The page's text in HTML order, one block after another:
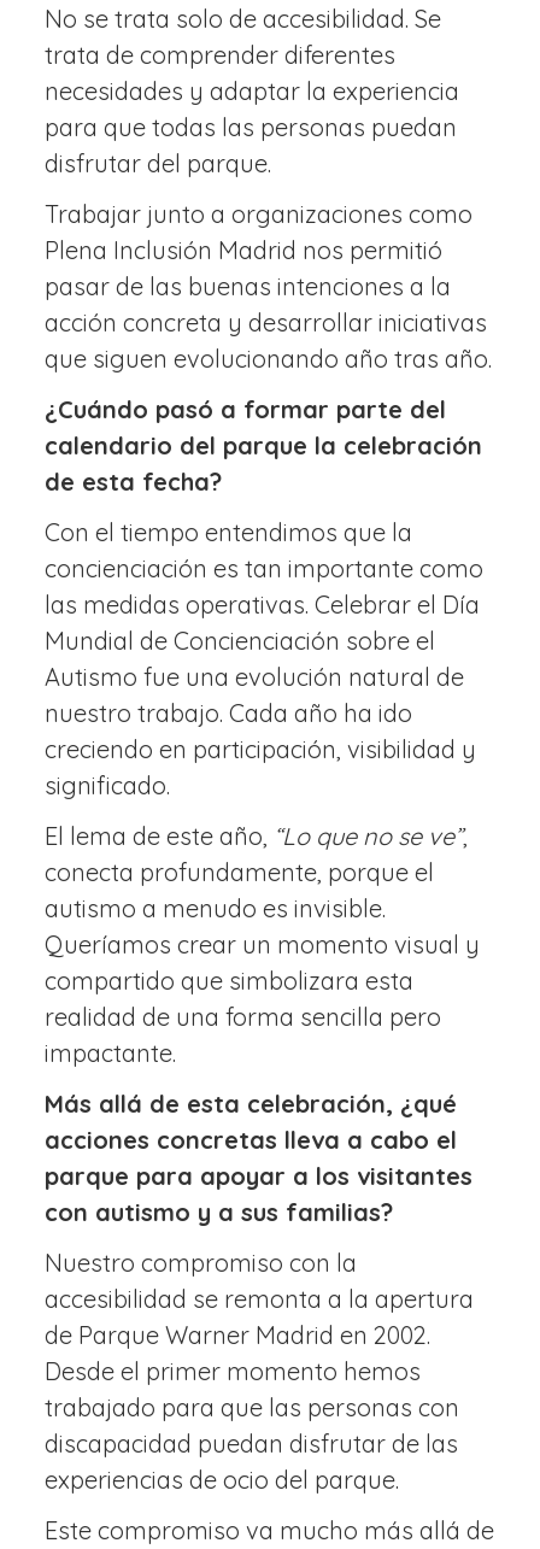
No se trata solo de accesibilidad. Se
trata de comprender diferentes
necesidades y adaptar la experiencia
para que todas las personas puedan
disfrutar del parque.
Trabajar junto a organizaciones como
Plena Inclusión Madrid nos permitió
pasar de las buenas intenciones a la
acción concreta y desarrollar iniciativas
que siguen evolucionando año tras año.
¿Cuándo pasó a formar parte del
calendario del parque la celebración
de esta fecha?
Con el tiempo entendimos que la
concienciación es tan importante como
las medidas operativas. Celebrar el Día
Mundial de Concienciación sobre el
Autismo fue una evolución natural de
nuestro trabajo. Cada año ha ido
creciendo en participación, visibilidad y
significado.
El lema de este año, “Lo que no se ve”,
conecta profundamente, porque el
autismo a menudo es invisible.
Queríamos crear un momento visual y
compartido que simbolizara esta
realidad de una forma sencilla pero
impactante.
Más allá de esta celebración, ¿qué
acciones concretas lleva a cabo el
parque para apoyar a los visitantes
con autismo y a sus familias?
Nuestro compromiso con la
accesibilidad se remonta a la apertura
de Parque Warner Madrid en 2002.
Desde el primer momento hemos
trabajado para que las personas con
discapacidad puedan disfrutar de las
experiencias de ocio del parque.
Este compromiso va mucho más allá de